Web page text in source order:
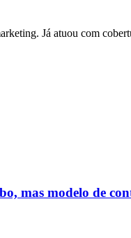
Já atuou com
mas modelo de